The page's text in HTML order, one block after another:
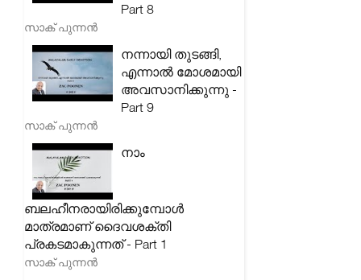
Part 8
സാക് പുന്നൻ
നന്നായി തുടങ്ങി,
എന്നാൽ മോശമായി
അവസാനിക്കുന്നു -
Part 9
സാക് പുന്നൻ
നാം
ബലഹീനരായിരിക്കുമ്പോൾ
മാത്രമാണ് ദൈവശക്തി
പ്രകടമാകുന്നത് - Part 1
സാക് പുന്നൻ